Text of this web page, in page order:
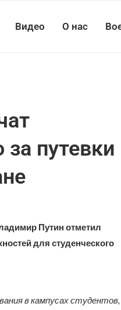
Видео О нас
путевки
Путин отметил
для студенческого
в кампусах студентов,